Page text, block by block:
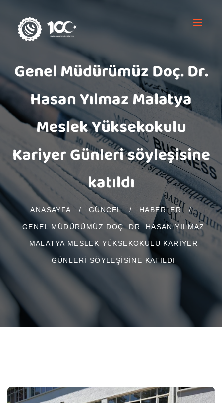
Genel Müdürümüz Doç. Dr.
Hasan Yılmaz Malatya
Meslek Yüksekokulu
Kariyer Günleri söyleşisine
katıldı
ANASAYFA / GÜNCEL / HABERLER /
GENEL MÜDÜRÜMÜZ DOÇ. DR. HASAN YILMAZ
MALATYA MESLEK YÜKSEKOKULU KARIYER
GÜNLERI SÖYLEŞISINE KATILDI